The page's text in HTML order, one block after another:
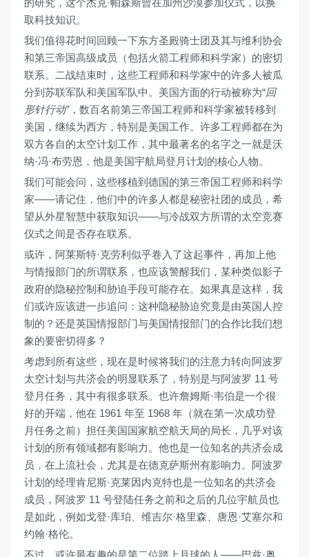
的研究，这个杰克·帕森斯曾在加州沙漠参加仪式，以换
取科技知识。
我们值得花时间回顾一下东方圣殿骑士团及其与维利协会
和第三帝国高级成员（包括火箭工程师和科学家）的密切
联系。二战结束时，这些工程师和科学家中的许多人被瓜
分到苏联军队和美国军队中。美国方面的行动被称为“回
形针行动”，数百名前第三帝国工程师和科学家被转移到
美国，继续为西方，特别是美国工作。许多工程师都在为
双方各自的太空计划工作，其中最著名的名字之一就是沃
纳·冯·布劳恩，他是美国宇航局登月计划的核心人物。
我们可能会问，这些移植到德国的第三帝国工程师和科学
家——请记住，他们中的许多人都是秘密社团的成员，希
望从外星智慧中获取知识——与冷战双方所谓的太空竞赛
仪式之间是否存在联系。
或许，阿莱斯特·克劳利似乎卷入了这起事件，再加上他
与情报部门的所谓联系，也应该警醒我们，某种类似影子
政府的隐秘控制和胁迫手段可能存在。如果真是这样，我
们或许应该进一步追问：这种隐秘胁迫究竟是由英国人控
制的？还是英国情报部门与美国情报部门的合作比我们想
象的要密切得多？
考虑到所有这些，现在是时候将我们的注意力转向阿波罗
太空计划与共济会的明显联系了，特别是与阿波罗 11 号
登月任务，其中有很多联系。也许詹姆斯·韦伯是一个很
好的开端，他在 1961 年至 1968 年（就在第一次成功登
月任务之前）担任美国国家航空航天局的局长，几乎对该
计划的所有领域都有影响力。他也是一位知名的共济会成
员，在上流社会，尤其是在德克萨斯州有影响力。阿波罗
计划的经理肯尼斯·克莱因内克特也是一位知名的共济会
成员，阿波罗 11 号登陆任务之前和之后的几位宇航员也
是如此，例如戈登·库珀、维吉尔·格里森、唐恩·艾塞尔和
约翰·格伦。
不过，或许最有趣的是第二位踏上月球的人——巴兹·奥